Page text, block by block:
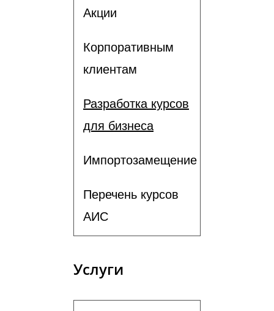
Акции
Корпоративным
клиентам
Разработка курсов
для бизнеса
Импортозамещение
Перечень курсов
АИС
Услуги